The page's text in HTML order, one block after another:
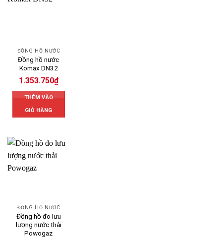
ĐỒNG HỒ NƯỚC
Đồng hồ nước
Komax DN32
1.353.750₫
THÊM VÀO
GIỎ HÀNG
ĐỒNG HỒ NƯỚC
Đồng hồ đo lưu
lượng nước thải
Powogaz